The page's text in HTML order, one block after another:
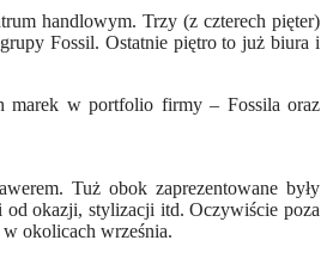
handlowym. Trzy (z czterech pięter)
Fossil. Ostatnie piętro to już biura i
marek w portfolio firmy – Fossila oraz
Tuż obok zaprezentowane były
od okazji, stylizacji itd. Oczywiście poza
w okolicach września.